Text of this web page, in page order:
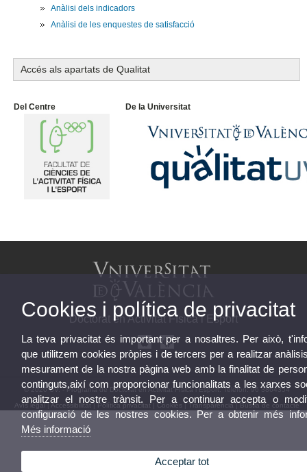
Anàlisi dels indicadors
Anàlisi de les enquestes de satisfacció
Accés als apartats de Qualitat
Del Centre De la Universitat
Doctorat en Activitat Física i Esport
© 2026 UV. - Programa de Doctorat en Activitat Física i Esport. Telèfon: 96 3864354
Avís legal|Accessibilitat|Política privacitat| Cookies |Transparència|Bústia de contacte
Cookies i política de privacitat
La teva privacitat és important per a nosaltres. Per això,
que utilitzem cookies pròpies i de tercers per a realitzar
mesurament de la nostra pàgina web amb la finalitat de
continguts,així com proporcionar funcionalitats a les xarxes
analitzar el nostre trànsit. Per a continuar accepta o
configuració de les nostres cookies. Per a obtenir més
Més informació
Acceptar tot